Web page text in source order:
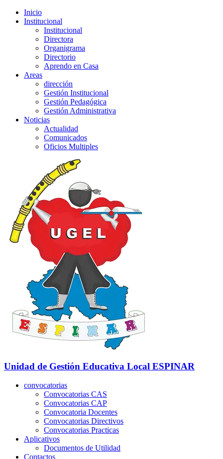
Inicio
Institucional
Institucional
Directora
Organigrama
Directorio
Aprendo en Casa
Areas
dirección
Gestión Institucional
Gestión Pedagógica
Gestión Administrativa
Noticias
Actualidad
Comunicados
Oficios Multiples
Unidad de Gestión Educativa Local ESPINAR
convocatorias
Convocatorias CAS
Convocatorias CAP
Convocatoria Docentes
Convocatorias Directivos
Convocatorias Practicas
Aplicativos
Documentos de Utilidad
Contactos